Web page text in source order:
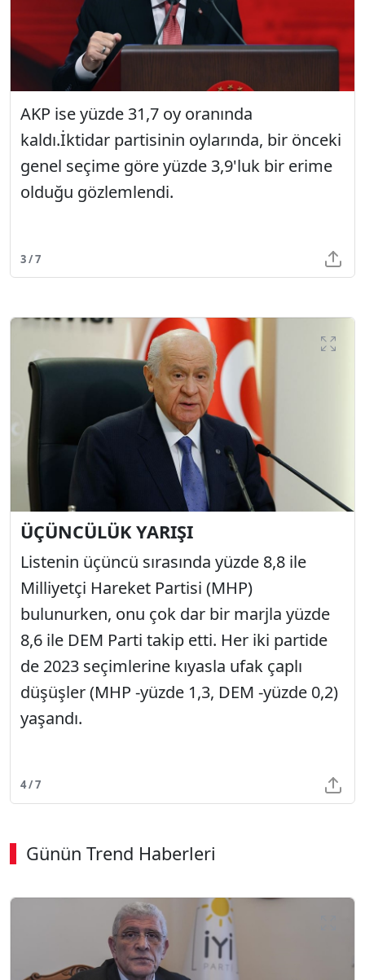
AKP ise yüzde 31,7 oy oranında
kaldı.İktidar partisinin oylarında, bir önceki
genel seçime göre yüzde 3,9'luk bir erime
olduğu gözlemlendi.
3 / 7
ÜÇÜNCÜLÜK YARIŞI
Listenin üçüncü sırasında yüzde 8,8 ile
Milliyetçi Hareket Partisi (MHP)
bulunurken, onu çok dar bir marjla yüzde
8,6 ile DEM Parti takip etti. Her iki partide
de 2023 seçimlerine kıyasla ufak çaplı
düşüşler (MHP -yüzde 1,3, DEM -yüzde 0,2)
yaşandı.
4 / 7
Günün Trend Haberleri